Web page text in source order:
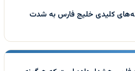
کلیدی خلیج فارس به شدت